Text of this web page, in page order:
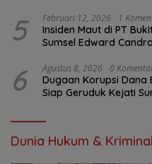
5 Februari 12, 2026 1
Insiden Maut di PT
Sumsel Edward
6 Agustus 8, 2026 0
Dugaan Korupsi Dana
Siap Geruduk Kejati
Dunia Hukum & Kriminal